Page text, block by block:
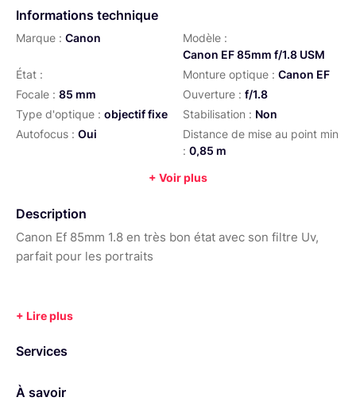
Informations technique
Marque : Canon
Modèle :
Canon EF 85mm f/1.8 USM
État :
Monture optique : Canon EF
Focale : 85 mm Ouverture : f/1.8
Type d'optique : objectif fixe Stabilisation : Non
Autofocus : Oui
Distance de mise au point min
: 0,85 m
Poids :
+ Voir plus
Description
Canon Ef 85mm 1.8 en très bon état avec son filtre Uv,
parfait pour les portraits
Services
À savoir